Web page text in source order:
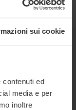
sui cookie
contenuti ed
media e per
inoltre